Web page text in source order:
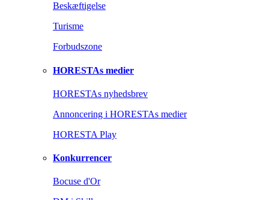
Beskæftigelse
Turisme
Forbudszone
HORESTAs medier
HORESTAs nyhedsbrev
Annoncering i HORESTAs medier
HORESTA Play
Konkurrencer
Bocuse d'Or